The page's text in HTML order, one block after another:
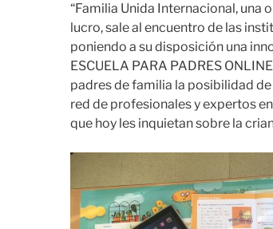
“Familia Unida Internacional, una
lucro, sale al encuentro de las
poniendo a su disposición una
ESCUELA PARA PADRES
padres de familia la posibilidad
red de profesionales y expertos
que hoy les inquietan sobre la